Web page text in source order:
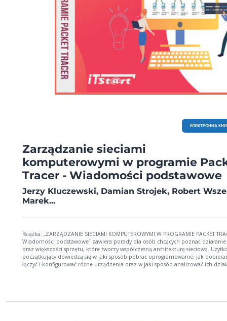
EЛЕКТРОННА
Zarządzanie sieciami
komputerowymi w programie
Tracer - Wiadomości podstawowe
Jerzy Kluczewski, Damian Strojek, Robert
Marek...
Książka: „ZARZĄDZANIE SIECIAMI KOMPUTEROWYMI W PROGRAMIE PACKET
Wiadomości podstawowe” zawiera porady dla osób chcących poznać działanie
oraz większości sprzętu, które tworzy współczesną architekturę sieciową.
początkujący dowiedzą się w jaki sposób pobrać oprogramowanie, jak
łączyć i konfigurować różne urządzenia oraz w jaki sposób analizować ich
poprzednich publikacji naszego Wydawnictwa z serii Packet Tracer dla kursów